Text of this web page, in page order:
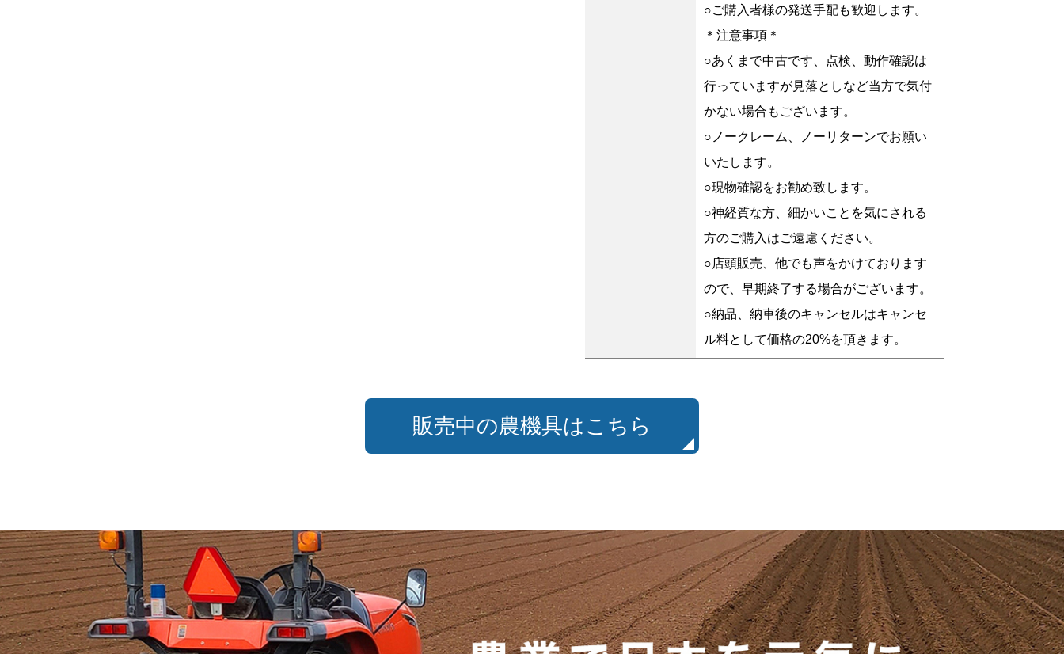
○ご購入者様の発送手配も歓迎します。
＊注意事項＊
○あくまで中古です、点検、動作確認は
行っていますが見落としなど当方で気付
かない場合もございます。
○ノークレーム、ノーリターンでお願い
いたします。
○現物確認をお勧め致します。
○神経質な方、細かいことを気にされる
方のご購入はご遠慮ください。
○店頭販売、他でも声をかけております
ので、早期終了する場合がございます。
○納品、納車後のキャンセルはキャンセ
ル料として価格の20%を頂きます。
販売中の農機具はこちら